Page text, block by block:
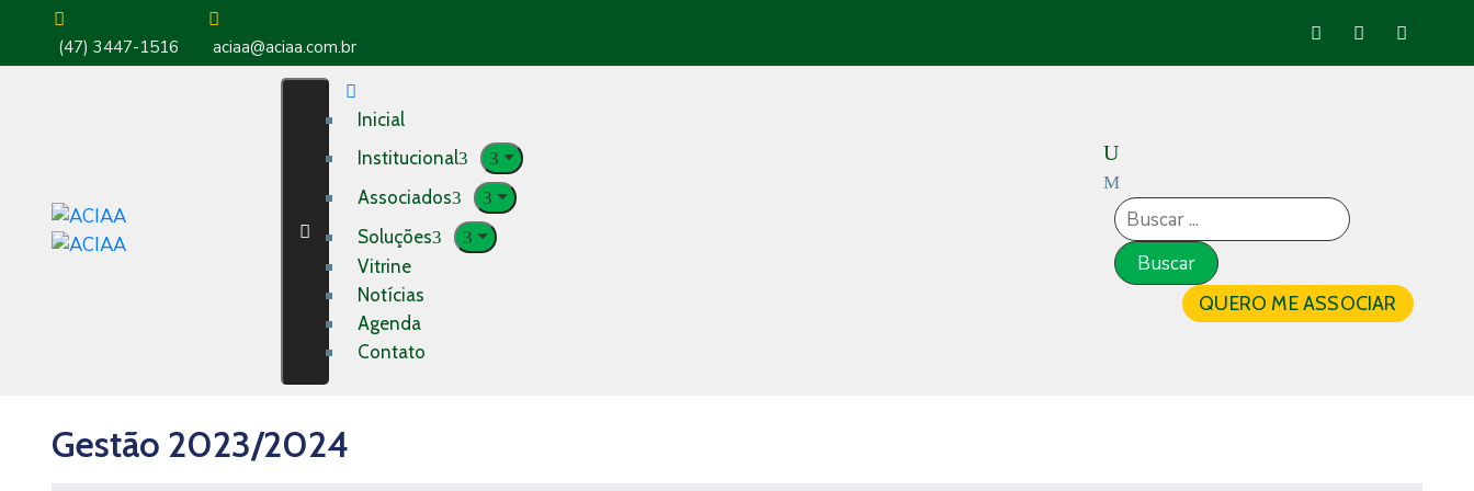
(47) 3447-1516 aciaa@aciaa.com.br
Inicial
Institucional
Associados
Soluções
Vitrine
Notícias
Agenda
Contato
QUERO ME ASSOCIAR
Gestão 2023/2024